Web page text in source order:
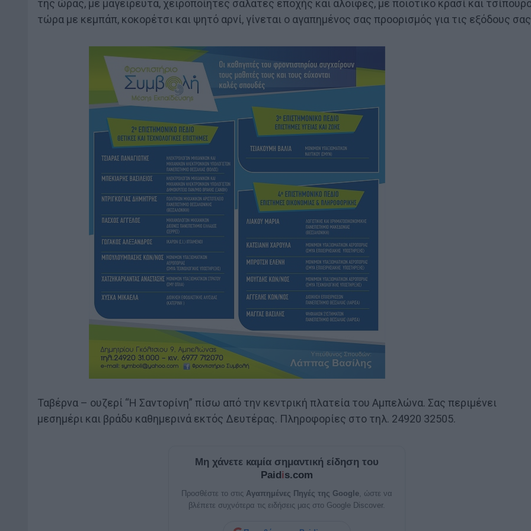
της ώρας, με μαγειρευτά, χειροποίητες σαλάτες εποχής και αλοιφές, με ποιοτικό κρασί και
τώρα με κεμπάπ, κοκορέτσι και ψητό αρνί, γίνεται ο αγαπημένος σας προορισμός για τις εξόδους
Ταβέρνα – ουζερί “Η Σαντορίνη” πίσω από την κεντρική πλατεία του Αμπελώνα. Σας περιμένει
μεσημέρι και βράδυ καθημερινά εκτός Δευτέρας. Πληροφορίες στο τηλ. 24920 32505.
Μη χάνετε καμία σημαντική είδηση του
Paidis.com
Προσθέστε το στις Αγαπημένες Πηγές της Google, ώστε να
βλέπετε συχνότερα τις ειδήσεις μας στο Google Discover.